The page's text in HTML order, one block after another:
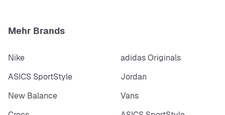
Mehr Brands
Nike
adidas Originals
ASICS SportStyle
Jordan
New Balance
Vans